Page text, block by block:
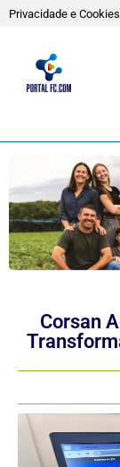
Privacidade e Cookies
Corsan